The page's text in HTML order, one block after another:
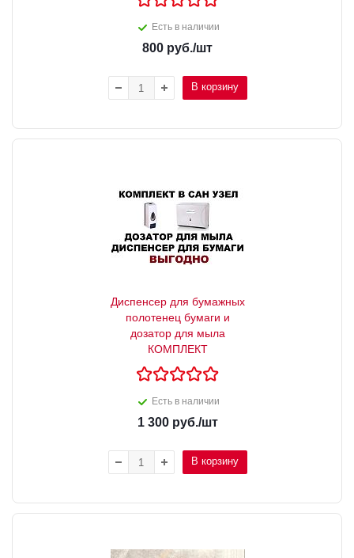
Есть в наличии
800 руб./шт
В корзину
Диспенсер для бумажных
полотенец бумаги и
дозатор для мыла
КОМПЛЕКТ
Есть в наличии
1 300руб./шт
В корзину